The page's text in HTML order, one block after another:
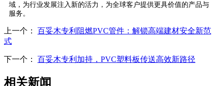
域，为行业发展注入新的活力，为全球客户提供更具价值的产品与
服务。
上一个： 百妥木专利阻燃PVC管件：解锁高端建材安全新范
式
下一个： 百妥木专利加持，PVC塑料板传送高效新路径
相关新闻